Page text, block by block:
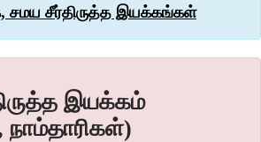
சமய சீர்திருத்த இயக்கங்கள்
இயக்கம்
நாம்தாரிகள்)